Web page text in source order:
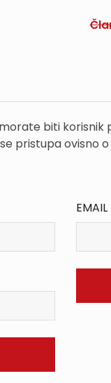
biti
pristupa ovisno
EMAIL